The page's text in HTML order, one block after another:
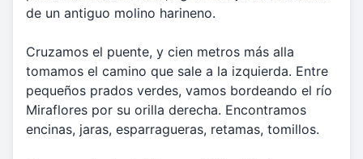
de un antiguo molino harineno.
Cruzamos el puente, y cien metros más alla
tomamos el camino que sale a la izquierda. Entre
pequeños prados verdes, vamos bordeando el río
Miraflores por su orilla derecha. Encontramos
encinas, jaras, esparragueras, retamas, tomillos.